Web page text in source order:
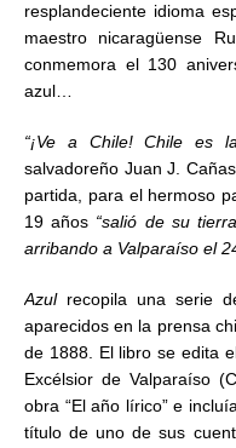
resplandeciente idioma
maestro nicaragüense
conmemora el 130
azul…
“¡Ve a Chile! Chile es
salvadoreño Juan J.
partida, para el hermoso
19 años “salió de su
arribando a Valparaíso el
Azulrecopila una serie
aparecidos en la prensa
de 1888. El libro se edita
Excélsior de Valparaíso
obra “El año lírico” e
título de uno de sus